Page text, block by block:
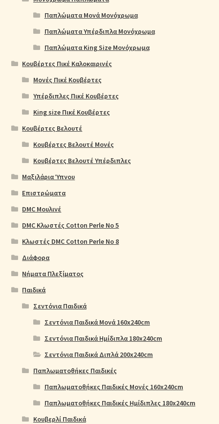
Παπλώματα Μονά Μονόχρωμα
Παπλώματα Υπέρδιπλα Μονόχρωμα
Παπλώματα King Size Μονόχρωμα
Κουβέρτες Πικέ Καλοκαιρινές
Μονές Πικέ Κουβέρτες
Υπέρδιπλες Πικέ Κουβέρτες
King size Πικέ Κουβέρτες
Κουβέρτες Βελουτέ
Κουβέρτες Βελουτέ Μονές
Κουβέρτες Βελουτέ Υπέρδιπλες
Μαξιλάρια Ύπνου
Επιστρώματα
DMC Μουλινέ
DMC Κλωστές Cotton Perle No 5
Κλωστές DMC Cotton Perle No 8
Διάφορα
Νήματα Πλεξίματος
Παιδικά
Σεντόνια Παιδικά
Σεντόνια Παιδικά Μονά 160x240cm
Σεντόνια Παιδικά Ημίδιπλα 180x240cm
Σεντόνια Παιδικά Διπλά 200x240cm
Παπλωματοθήκες Παιδικές
Παπλωματοθήκες Παιδικές Μονές 160x240cm
Παπλωματοθήκες Παιδικές Ημίδιπλες 180x240cm
Κουβερλί Παιδικά